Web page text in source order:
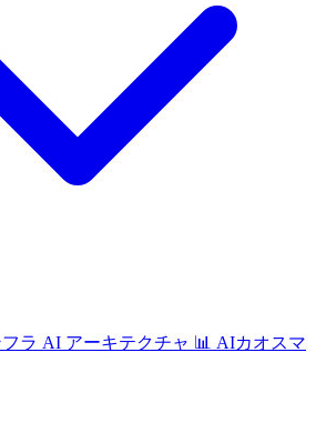
ラ AI アーキテクチャ 📊 AIカオスマ